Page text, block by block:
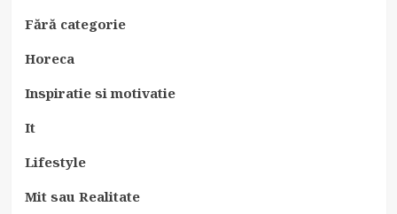
Fără categorie
Horeca
Inspiratie si motivatie
It
Lifestyle
Mit sau Realitate